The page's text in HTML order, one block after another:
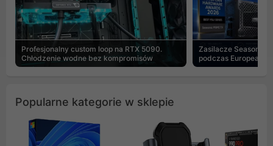
Profesjonalny custom loop na RTX 5090.
Chłodzenie wodne bez kompromisów
Zasilacze Seasonic
podczas European
Popularne kategorie w sklepie